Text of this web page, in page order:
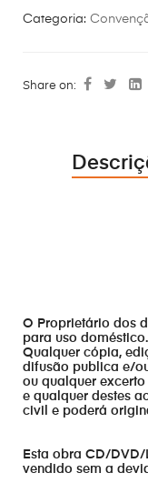
Categoria:
Share on:
O Proprietário dos
para uso
Qualquer cópia,
difusão publica e/
ou qualquer
e qualquer destes
civil e poderá
Esta obra CD/
vendido sem a